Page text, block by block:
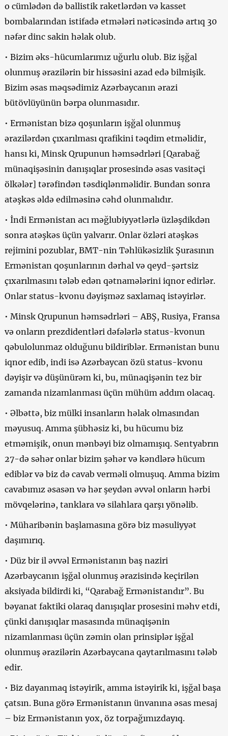
o cümlədən də ballistik raketlərdən və kasset
bombalarından istifadə etmələri nəticəsində artıq 30
nəfər dinc sakin həlak olub.
• Bizim əks-hücumlarımız uğurlu olub. Biz işğal
olunmuş ərazilərin bir hissəsini azad edə bilmişik.
Bizim əsas məqsədimiz Azərbaycanın ərazi
bütövlüyünün bərpa olunmasıdır.
• Ermənistan bizə qoşunların işğal olunmuş
ərazilərdən çıxarılması qrafikini təqdim etməlidir,
hansı ki, Minsk Qrupunun həmsədrləri [Qarabağ
münaqişəsinin danışıqlar prosesində əsas vasitəçi
ölkələr] tərəfindən təsdiqlənməlidir. Bundan sonra
atəşkəs əldə edilməsinə cəhd olunmalıdır.
• İndi Ermənistan acı məğlubiyyətlərlə üzləşdikdən
sonra atəşkəs üçün yalvarır. Onlar özləri atəşkəs
rejimini pozublar, BMT-nin Təhlükəsizlik Şurasının
Ermənistan qoşunlarının dərhal və qeyd-şərtsiz
çıxarılmasını tələb edən qətnamələrini iqnor edirlər.
Onlar status-kvonu dəyişməz saxlamaq istəyirlər.
• Minsk Qrupunun həmsədrləri – ABŞ, Rusiya, Fransa
və onların prezdidentləri dəfələrlə status-kvonun
qəbulolunmaz olduğunu bildiriblər. Ermənistan bunu
iqnor edib, indi isə Azərbaycan özü status-kvonu
dəyişir və düşünürəm ki, bu, münaqişənin tez bir
zamanda nizamlanması üçün mühüm addım olacaq.
• Əlbəttə, biz mülki insanların həlak olmasından
məyusuq. Amma şübhəsiz ki, bu hücumu biz
etməmişik, onun mənbəyi biz olmamışıq. Sentyabrın
27-də səhər onlar bizim şəhər və kəndlərə hücum
ediblər və biz də cavab verməli olmuşuq. Amma bizim
cavabımız əsasən və hər şeydən əvvəl onların hərbi
mövqelərinə, tanklara və silahlara qarşı yönəlib.
• Müharibənin başlamasına görə biz məsuliyyət
daşımırıq.
• Düz bir il əvvəl Ermənistanın baş naziri
Azərbaycanın işğal olunmuş ərazisində keçirilən
aksiyada bildirdi ki, “Qarabağ Ermənistandır”. Bu
bəyanat faktiki olaraq danışıqlar prosesini məhv etdi,
çünki danışıqlar masasında münaqişənin
nizamlanması üçün zəmin olan prinsiplər işğal
olunmuş ərazilərin Azərbaycana qaytarılmasını tələb
edir.
• Biz dayanmaq istəyirik, amma istəyirik ki, işğal başa
çatsın. Buna görə Ermənistanın ünvanına əsas mesaj
– biz Ermənistanın yox, öz torpağımızdayıq.